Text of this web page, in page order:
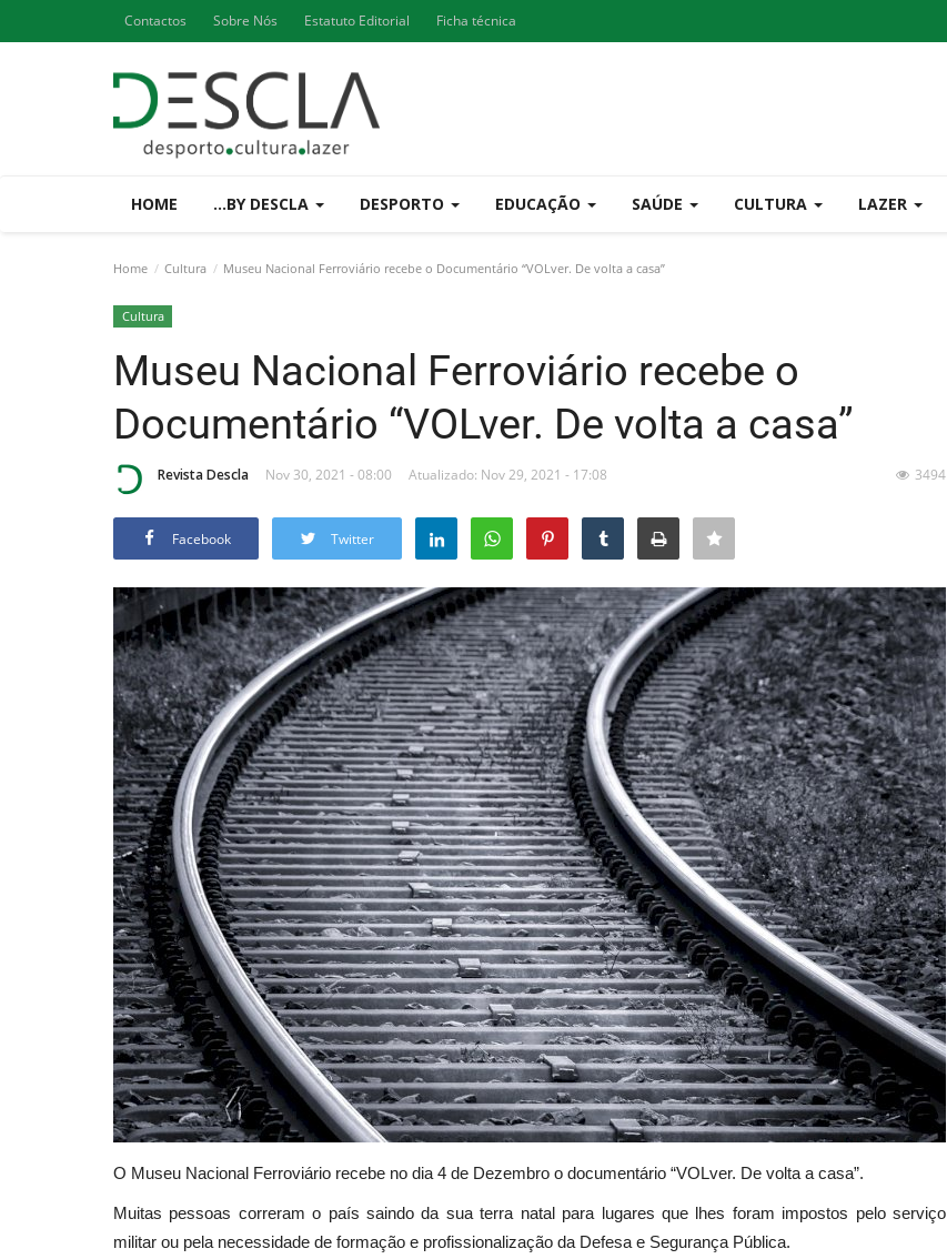
Contactos Sobre Nós Estatuto Editorial Ficha técnica
HOME ...BY DESCLA DESPORTO EDUCAÇÃO SAÚDE CULTURA LAZER
Home Cultura Museu Nacional Ferroviário recebe o Documentário “VOLver. De volta a casa”
Cultura
Museu Nacional Ferroviário recebe o
Documentário “VOLver. De volta a casa”
Revista Descla Nov 30, 2021 - 08:00 Atualizado: Nov 29, 2021 - 17:08 3494
Facebook Twitter
O Museu Nacional Ferroviário recebe no dia 4 de Dezembro o documentário “VOLver. De volta a casa”.
Muitas pessoas correram o país saindo da sua terra natal para lugares que lhes foram impostos pelo serviço
militar ou pela necessidade de formação e profissionalização da Defesa e Segurança Pública.